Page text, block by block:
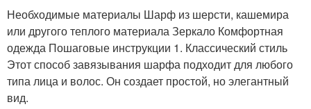
Необходимые материалы Шарф из шерсти, кашемира
или другого теплого материала Зеркало Комфортная
одежда Пошаговые инструкции 1. Классический стиль
Этот способ завязывания шарфа подходит для любого
типа лица и волос. Он создает простой, но элегантный
вид.